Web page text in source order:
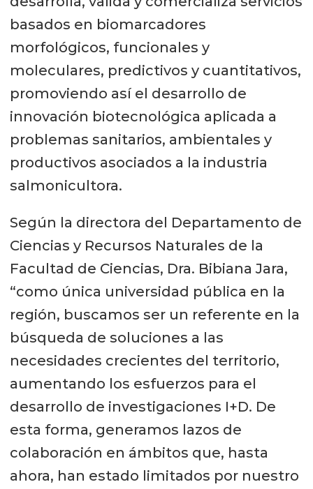
basados en biomarcadores
morfológicos, funcionales y
moleculares, predictivos y cuantitativos,
promoviendo así el desarrollo de
innovación biotecnológica aplicada a
problemas sanitarios, ambientales y
productivos asociados a la industria
salmonicultora.
Según la directora del Departamento de
Ciencias y Recursos Naturales de la
Facultad de Ciencias, Dra. Bibiana Jara,
“como única universidad pública en la
región, buscamos ser un referente en la
búsqueda de soluciones a las
necesidades crecientes del territorio,
aumentando los esfuerzos para el
desarrollo de investigaciones I+D. De
esta forma, generamos lazos de
colaboración en ámbitos que, hasta
ahora, han estado limitados por nuestro